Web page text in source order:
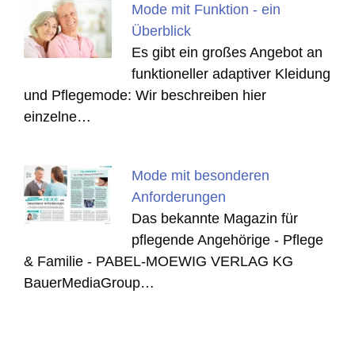
Mode mit Funktion - ein
Überblick
Es gibt ein großes Angebot an
funktioneller adaptiver Kleidung
und Pflegemode: Wir beschreiben hier
einzelne…
Mode mit besonderen
Anforderungen
Das bekannte Magazin für
pflegende Angehörige - Pflege
& Familie - PABEL-MOEWIG VERLAG KG
BauerMediaGroup…